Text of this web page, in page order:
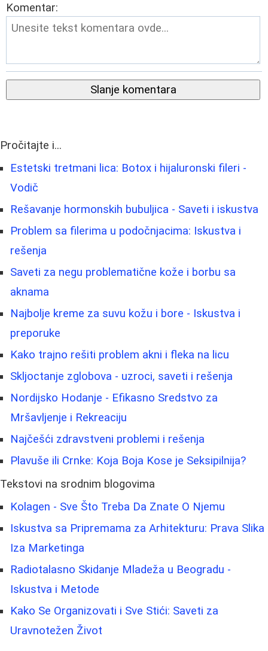
Komentar:
Slanje komentara
Pročitajte i...
Estetski tretmani lica: Botox i hijaluronski fileri -
Vodič
Rešavanje hormonskih bubuljica - Saveti i iskustva
Problem sa filerima u podočnjacima: Iskustva i
rešenja
Saveti za negu problematične kože i borbu sa
aknama
Najbolje kreme za suvu kožu i bore - Iskustva i
preporuke
Kako trajno rešiti problem akni i fleka na licu
Skljoctanje zglobova - uzroci, saveti i rešenja
Nordijsko Hodanje - Efikasno Sredstvo za
Mršavljenje i Rekreaciju
Najčešći zdravstveni problemi i rešenja
Plavuše ili Crnke: Koja Boja Kose je Seksipilnija?
Tekstovi na srodnim blogovima
Kolagen - Sve Što Treba Da Znate O Njemu
Iskustva sa Pripremama za Arhitekturu: Prava Slika
Iza Marketinga
Radiotalasno Skidanje Mladeža u Beogradu -
Iskustva i Metode
Kako Se Organizovati i Sve Stići: Saveti za
Uravnotežen Život